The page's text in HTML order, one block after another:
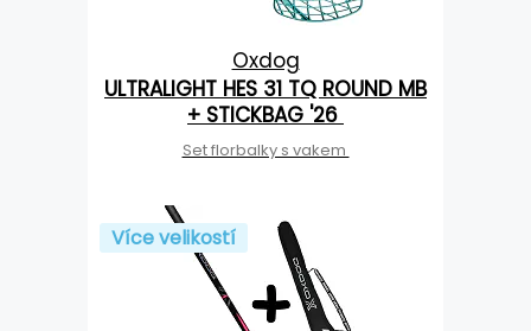
Oxdog
ULTRALIGHT HES 31 TQ ROUND MB
+ STICKBAG '26
Set florbalky s vakem
Více velikostí